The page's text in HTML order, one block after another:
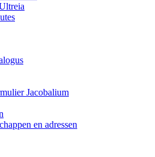
Jacobalium
en adressen